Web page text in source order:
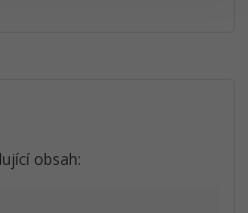
obsah: